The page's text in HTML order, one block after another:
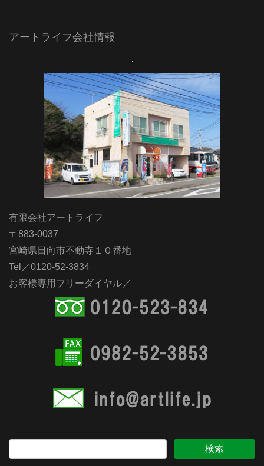
アートライフ会社情報
有限会社アートライフ
〒883-0037
宮崎県日向市不動寺１０番地
Tel／0120-52-3834
お客様専用フリーダイヤル／